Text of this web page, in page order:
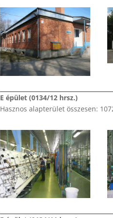
E épület (0134/12 hrsz.)
Hasznos alapterület összesen: